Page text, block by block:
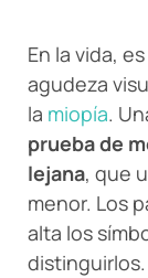
En la vida,
agudeza
la miopía.
prueba de
lejana, que
menor. Los
alta los